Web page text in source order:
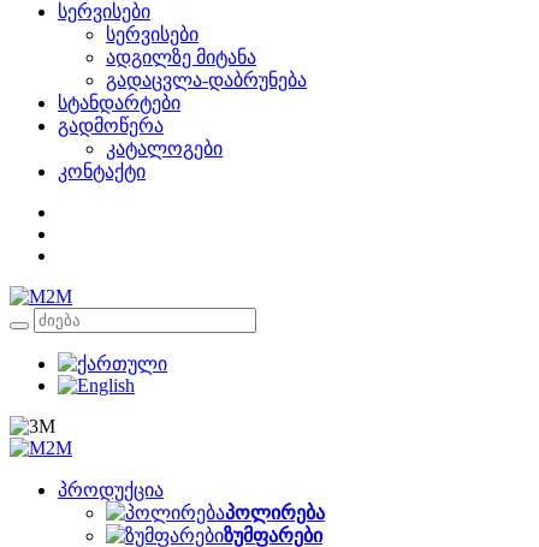
სერვისები
სერვისები
ადგილზე მიტანა
გადაცვლა-დაბრუნება
სტანდარტები
გადმოწერა
კატალოგები
კონტაქტი
პროდუქცია
პოლირება
ზუმფარები